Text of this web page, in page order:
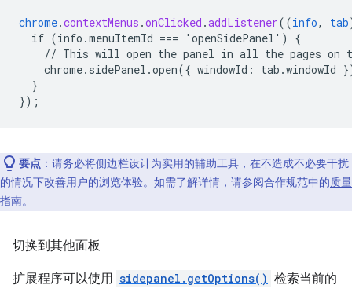
chrome.contextMenus .onClicked .addListener((info, tab
if (info.menuItemId === 'openSidePanel')
{
// This will open the panel in all the pages on
chrome.sidePanel.open({ windowId : tab .windowId }
}
});
要点 ：请务必将侧边栏设计为实用的辅助工具，在不造成不必要干扰
的情况下改善用户的浏览体验。如需了解详情，请参阅合作规范中的质量
指南。
切换到其他面板
扩展程序可以使用 sidepanel.getOptions() 检索当前的